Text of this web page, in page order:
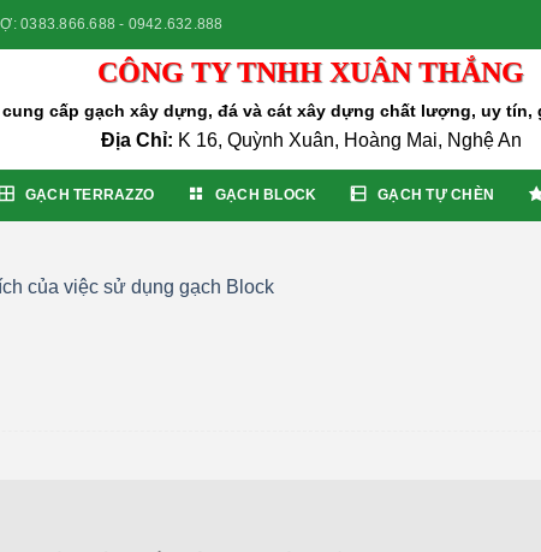
0383.866.688 - 0942.632.888
CÔNG TY TNHH XUÂN THẮNG
cấp gạch xây dựng, đá và cát xây dựng chất lượng, uy tín,
Địa Chỉ: K 16, Quỳnh Xuân, Hoàng Mai, Nghệ An
GẠCH TERRAZZO GẠCH BLOCK GẠCH TỰ CHÈN
của việc sử dụng gạch Block